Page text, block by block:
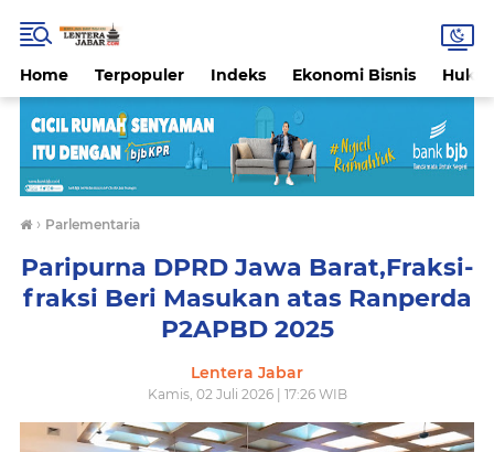
Home Terpopuler Indeks Ekonomi Bisnis
› Parlementaria
Paripurna DPRD Jawa Barat,Fraksi-
fraksi Beri Masukan atas Ranperda
P2APBD 2025
Lentera Jabar
Kamis, 02 Juli 2026 | 17:26 WIB